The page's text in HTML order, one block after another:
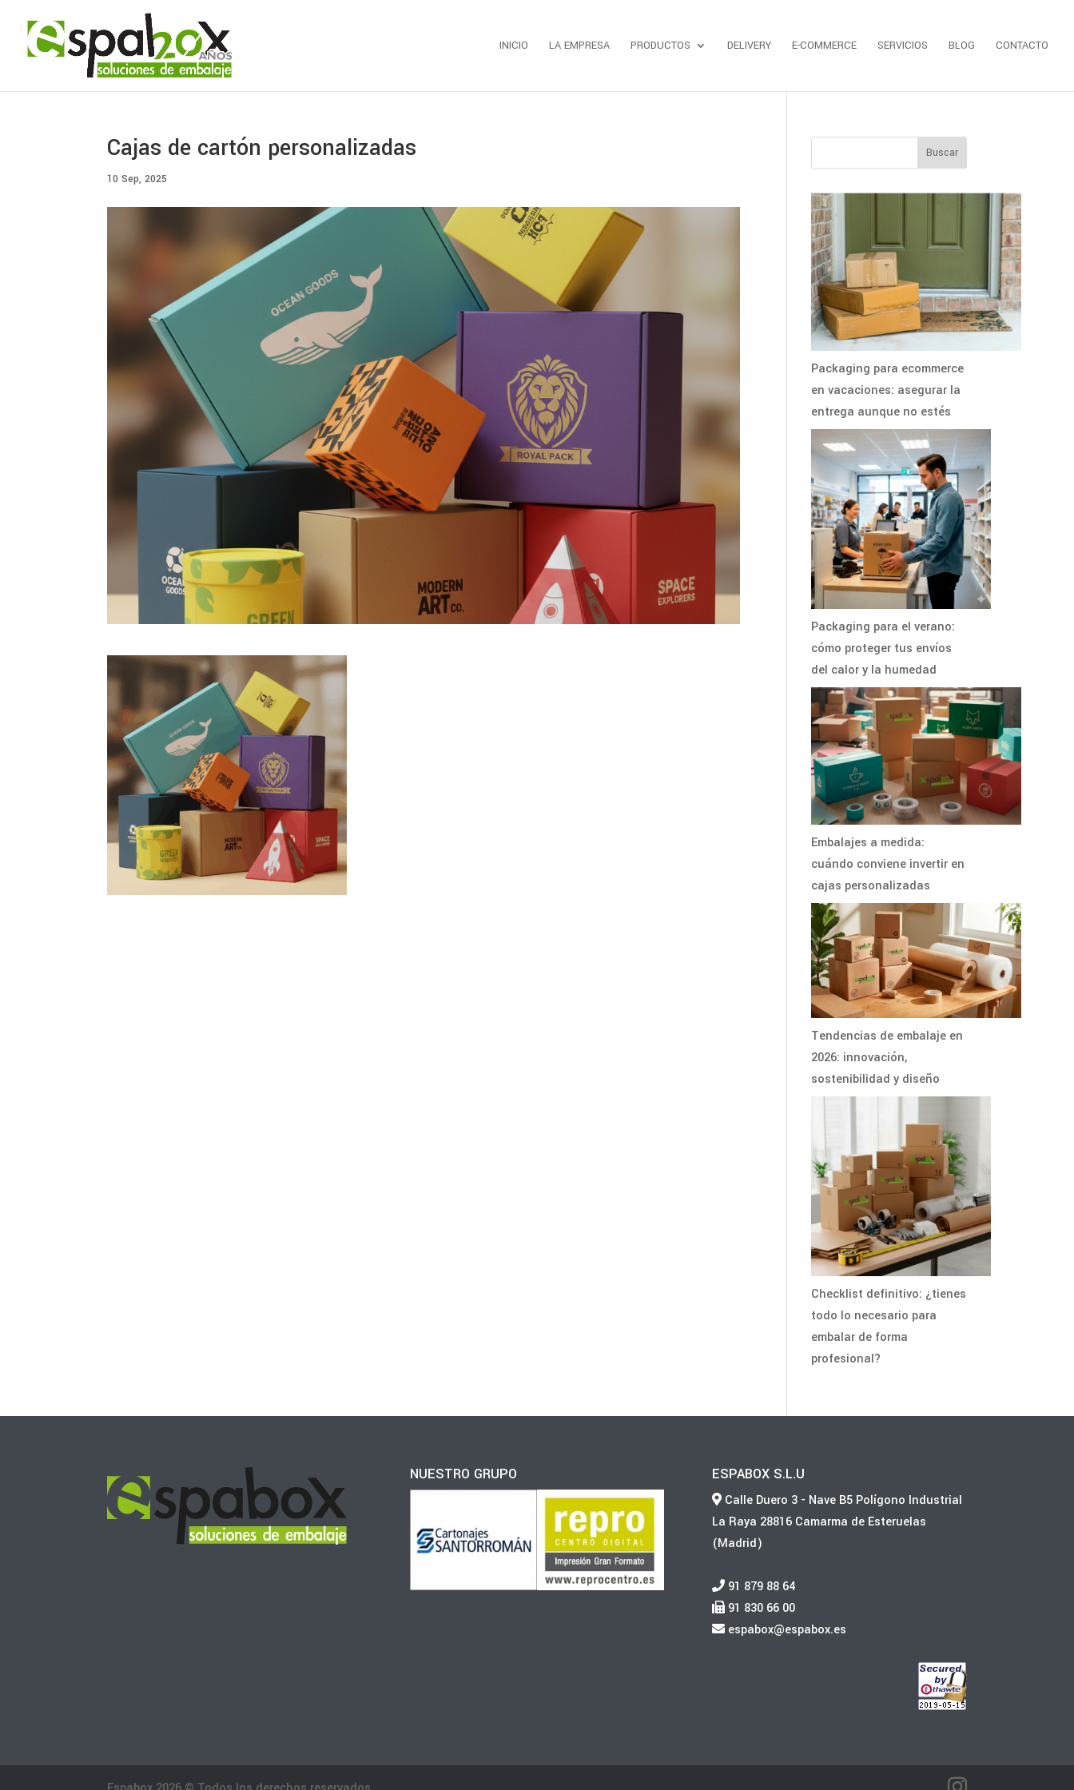
INICIO LA EMPRESA PRODUCTOS DELIVERY E-COMMERCE SERVICIOS BLOG CONTACTO
Cajas de cartón personalizadas
10 Sep, 2025
Packaging para ecommerce
en vacaciones: asegurar la
entrega aunque no estés
Packaging para el verano:
cómo proteger tus envíos
del calor y la humedad
Embalajes a medida:
cuándo conviene invertir en
cajas personalizadas
Tendencias de embalaje en
2026: innovación,
sostenibilidad y diseño
Checklist definitivo: ¿tienes
todo lo necesario para
embalar de forma
profesional?
NUESTRO GRUPO ESPABOX S.L.U
Calle Duero 3 - Nave B5 Polígono Industrial
La Raya 28816 Camarma de Esteruelas
(Madrid)
91 879 88 64
91 830 66 00
espabox@espabox.es